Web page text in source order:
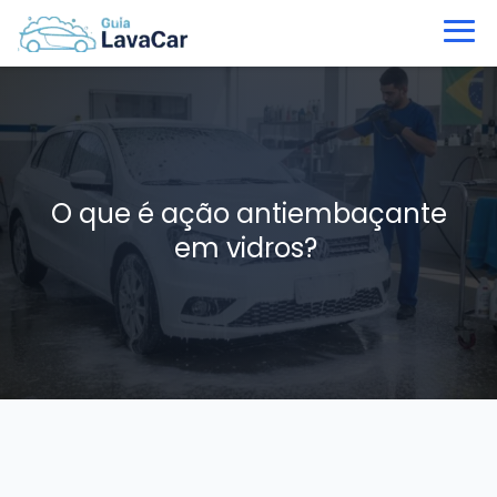
O que é ação antiembaçante
em vidros?